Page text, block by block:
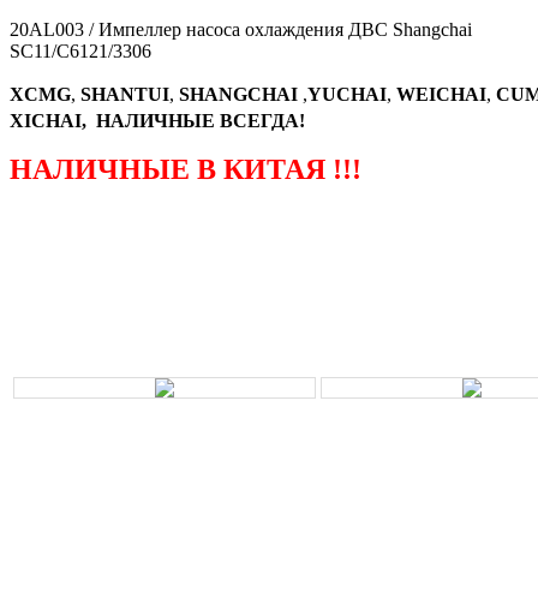
20AL003 / Импеллер насоса охлаждения ДВС Shangchai
SC11/C6121/3306
XCMG, SHANTUI, SHANGCHAI ,YUCHAI, WEICHAI,
XICHAI, НАЛИЧНЫЕ ВСЕГДА!
НАЛИЧНЫЕ В КИТАЯ !!!